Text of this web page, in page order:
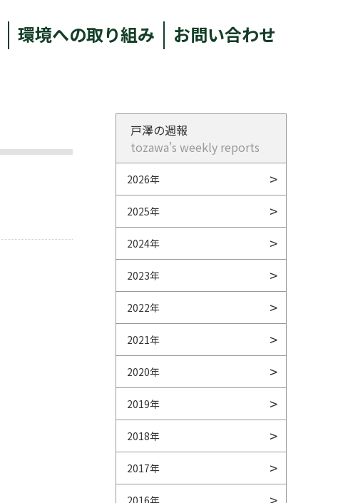
環境への取り組み お問い合わせ
戸澤の週報
tozawa's weekly reports
2026年
2025年
2024年
2023年
2022年
2021年
2020年
2019年
2018年
2017年
2016年